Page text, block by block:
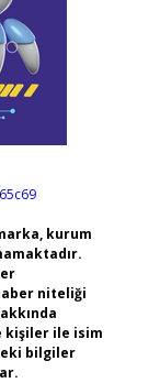
kurum
niteliği
kişiler ile isim
bilgiler